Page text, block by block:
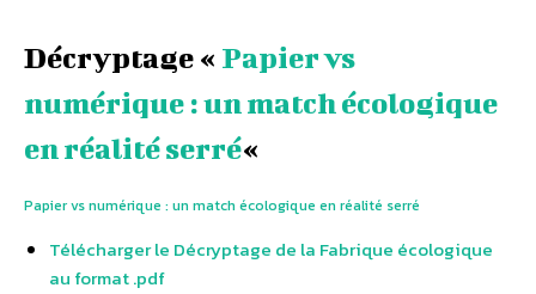
Décryptage « Papier vs
numérique : un match écologique
en réalité serré«
Papier vs numérique : un match écologique en réalité serré
Télécharger le Décryptage de la Fabrique écologique
au format .pdf